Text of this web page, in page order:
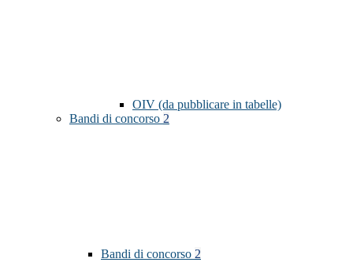
OIV (da pubblicare in tabelle)
Bandi di concorso 2
Bandi di concorso 2